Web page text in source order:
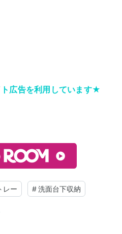
広告を利用しています★
レー # 洗面台下収納